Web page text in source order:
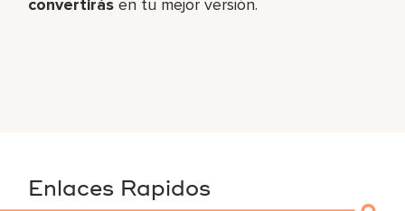
convertirás en tu mejor versión.
Enlaces Rapidos